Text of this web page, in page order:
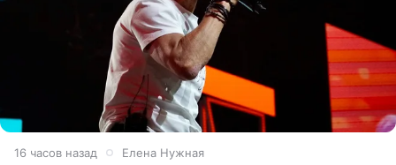
16 часов назад Елена Нужная